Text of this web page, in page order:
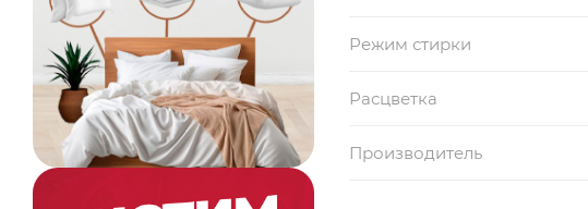
Режим стирки
Расцветка
Производитель